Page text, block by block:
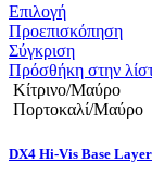
ΕπιλογήΑυτό
το
προϊόν
έχει
πολλαπλές
παραλλαγές.
επιλογές
μπορούν
Προεπισκόπηση
Σύγκριση
Πρόσθήκη στην
Κίτρινο/Μαύρο
Πορτοκαλί/Μαύρο
DX4 Hi-Vis Base Layer